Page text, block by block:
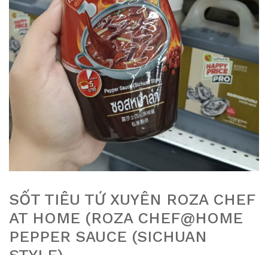
SỐT TIÊU TỨ XUYÊN ROZA CHEF
AT HOME (ROZA CHEF@HOME
PEPPER SAUCE (SICHUAN